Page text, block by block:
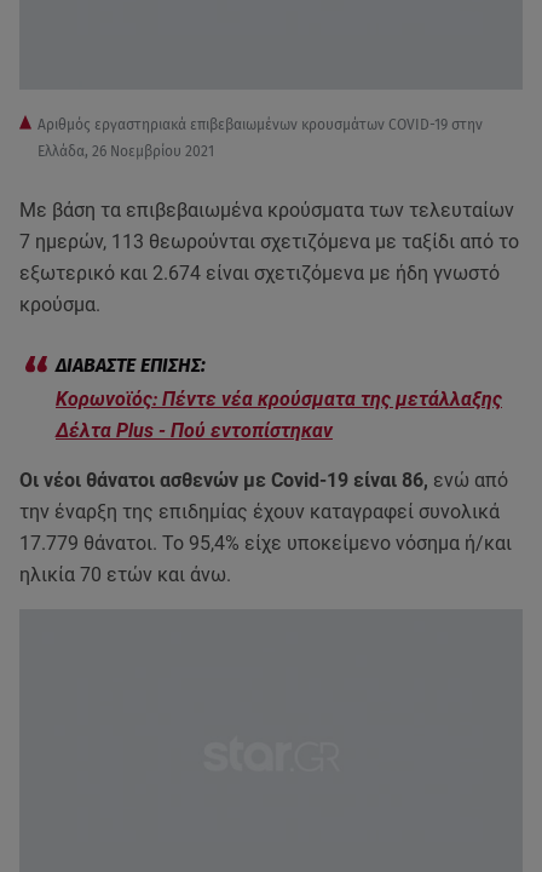
Aριθμός εργαστηριακά επιβεβαιωμένων κρουσμάτων COVID-19 στην
Ελλάδα, 26 Νοεμβρίου 2021
Με βάση τα επιβεβαιωμένα κρούσματα των τελευταίων
7 ημερών, 113 θεωρούνται σχετιζόμενα με ταξίδι από το
εξωτερικό και 2.674 είναι σχετιζόμενα με ήδη γνωστό
κρούσμα.
Κορωνοϊός: Πέντε νέα κρούσματα της μετάλλαξης
Δέλτα Plus - Πού εντοπίστηκαν
Οι νέοι θάνατοι ασθενών με Cοvid-19 είναι 86, ενώ από
την έναρξη της επιδημίας έχουν καταγραφεί συνολικά
17.779 θάνατοι. Το 95,4% είχε υποκείμενο νόσημα ή/και
ηλικία 70 ετών και άνω.